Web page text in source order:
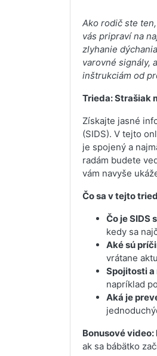
Ako rodič ste
vás pripraví na
zlyhanie
varovné signály,
inštrukciám od
Trieda: Strašiak
Získajte jasné
(SIDS). V tejto
je spojený a
radám budete
vám navyše
Čo sa v tejto
Čo je SIDS
kedy sa
Aké sú
vrátane
Spojitosti
napríklad
Aká je
Bonusové
ak sa bábätko